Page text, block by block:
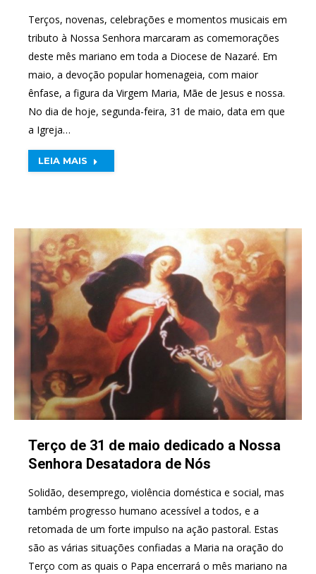
Terços, novenas, celebrações e momentos musicais em
tributo à Nossa Senhora marcaram as comemorações
deste mês mariano em toda a Diocese de Nazaré. Em
maio, a devoção popular homenageia, com maior
ênfase, a figura da Virgem Maria, Mãe de Jesus e nossa.
No dia de hoje, segunda-feira, 31 de maio, data em que
a Igreja…
LEIA MAIS
Terço de 31 de maio dedicado a Nossa
Senhora Desatadora de Nós
Solidão, desemprego, violência doméstica e social, mas
também progresso humano acessível a todos, e a
retomada de um forte impulso na ação pastoral. Estas
são as várias situações confiadas a Maria na oração do
Terço com as quais o Papa encerrará o mês mariano na